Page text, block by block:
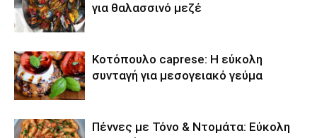
για θαλασσινό μεζέ
Κοτόπουλο caprese: Η εύκολη
συνταγή για μεσογειακό γεύμα
Πέννες με Τόνο & Ντομάτα: Εύκολη